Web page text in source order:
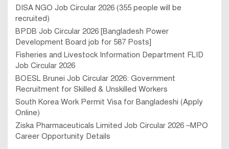
DISA NGO Job Circular 2026 (355 people will be
recruited)
BPDB Job Circular 2026 [Bangladesh Power
Development Board job for 587 Posts]
Fisheries and Livestock Information Department FLID
Job Circular 2026
BOESL Brunei Job Circular 2026: Government
Recruitment for Skilled & Unskilled Workers
South Korea Work Permit Visa for Bangladeshi (Apply
Online)
Ziska Pharmaceuticals Limited Job Circular 2026 –MPO
Career Opportunity Details